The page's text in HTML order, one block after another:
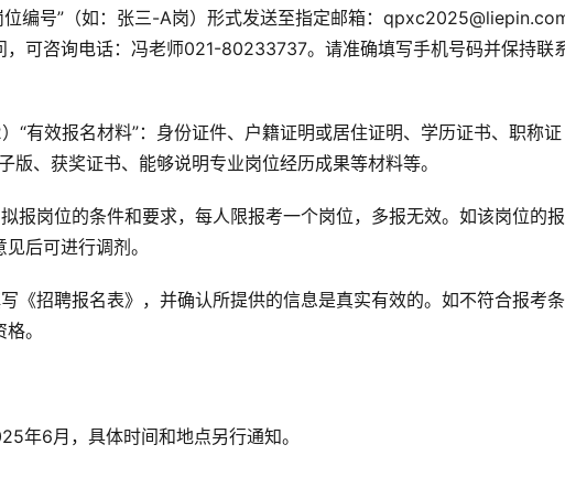
编号”（如：张三-A岗）形式发送至指定邮箱：
可咨询电话：冯老师021-80233737。请准确填写手机号码并保持联
“有效报名材料”：身份证件、户籍证明或居住证明、学历证书、职称证
版、获奖证书、能够说明专业岗位经历成果等材料等。
报岗位的条件和要求，每人限报考一个岗位，多报无效。如该岗位的
后可进行调剂。
《招聘报名表》，并确认所提供的信息是真实有效的。如不符合报考
。
年6月，具体时间和地点另行通知。